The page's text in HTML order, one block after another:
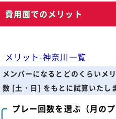
費用面でのメリット
メリット-神奈川一覧
メンバーになるとどのくらいメ
数 [土・日] をもとに試算いたし
プレー回数を選ぶ（月の